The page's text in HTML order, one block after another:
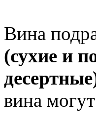
Вина
(сухие и
вина